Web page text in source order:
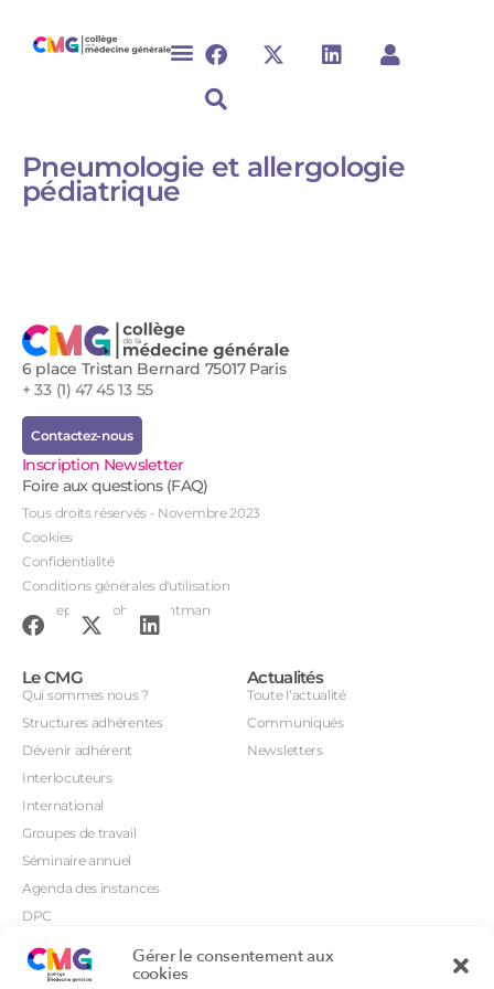
Gérer le consentement aux
cookies
Pneumologie et allergologie
pédiatrique
6 place Tristan Bernard 75017 Paris
+ 33 (1) 47 45 13 55
Contactez-nous
Inscription Newsletter
Foire aux questions (FAQ)
Tous droits réservés - Novembre 2023
Cookies
Confidentialité
Conditions générales d'utilisation
Conception : John Brightman
Le CMG
Qui sommes nous ?
Structures adhérentes
Dévenir adhérent
Interlocuteurs
International
Groupes de travail
Séminaire annuel
Agenda des instances
DPC
Orientations prioritaires
Actualités
Toute l’actualité
Communiqués
Newsletters